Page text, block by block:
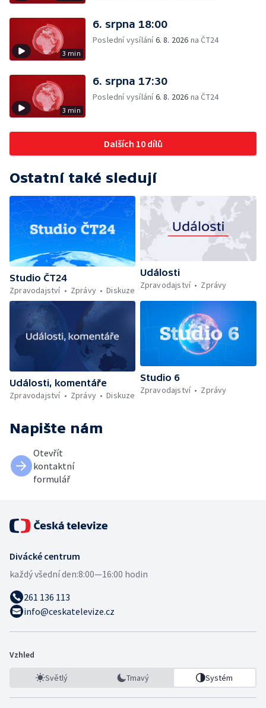
3 min
6. srpna 18:00
Poslední vysílání6. 8. 2026 na ČT24
3 min
6. srpna 17:30
Poslední vysílání6. 8. 2026 na ČT24
Dalších 10 dílů
Ostatní také sledují
Studio ČT24
Zpravodajství
Zprávy Diskuze
Události
Zpravodajství
Zprávy
Události, komentáře
Zpravodajství
Zprávy Diskuze
Studio 6
Zpravodajství
Zprávy
Napište nám
Otevřít
kontaktní
formulář
Divácké centrum
každý všední den:8:00—16:00 hodin
261 136 113
info@ceskatelevize.cz
Vzhled
Světlý Tmavý Systém